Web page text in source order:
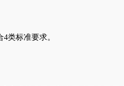
类标准要求。